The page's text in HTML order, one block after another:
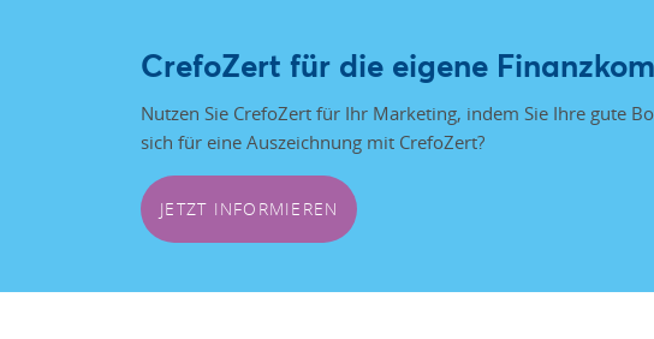
CrefoZert für die eigene
Nutzen Sie CrefoZert für Ihr Marketing, indem Sie Ihre gute
sich für eine Auszeichnung mit CrefoZert?
JETZT INFORMIEREN